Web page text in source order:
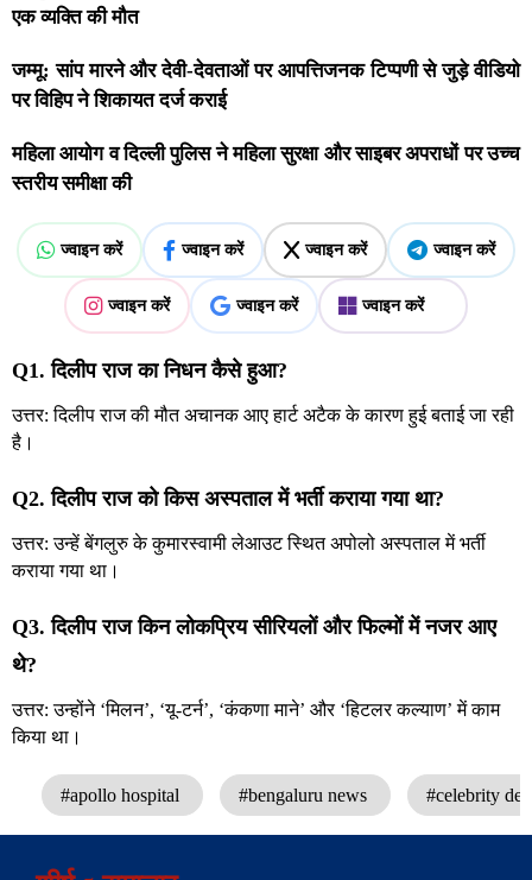
एक व्यक्ति की मौत
जम्मू: सांप मारने और देवी-देवताओं पर आपत्तिजनक टिप्पणी से जुड़े वीडियो
पर विहिप ने शिकायत दर्ज कराई
महिला आयोग व दिल्ली पुलिस ने महिला सुरक्षा और साइबर अपराधों पर उच्च
स्तरीय समीक्षा की
ज्वाइन करें ज्वाइन करें ज्वाइन करें ज्वाइन करें
ज्वाइन करें ज्वाइन करें ज्वाइन करें
Q1. दिलीप राज का निधन कैसे हुआ?
उत्तर: दिलीप राज की मौत अचानक आए हार्ट अटैक के कारण हुई बताई जा रही
है।
Q2. दिलीप राज को किस अस्पताल में भर्ती कराया गया था?
उत्तर: उन्हें बेंगलुरु के कुमारस्वामी लेआउट स्थित अपोलो अस्पताल में भर्ती
कराया गया था।
Q3. दिलीप राज किन लोकप्रिय सीरियलों और फिल्मों में नजर आए
थे?
उत्तर: उन्होंने ‘मिलन’, ‘यू-टर्न’, ‘कंकणा माने’ और ‘हिटलर कल्याण’ में काम
किया था।
#apollo hospital #bengaluru news #celebrity